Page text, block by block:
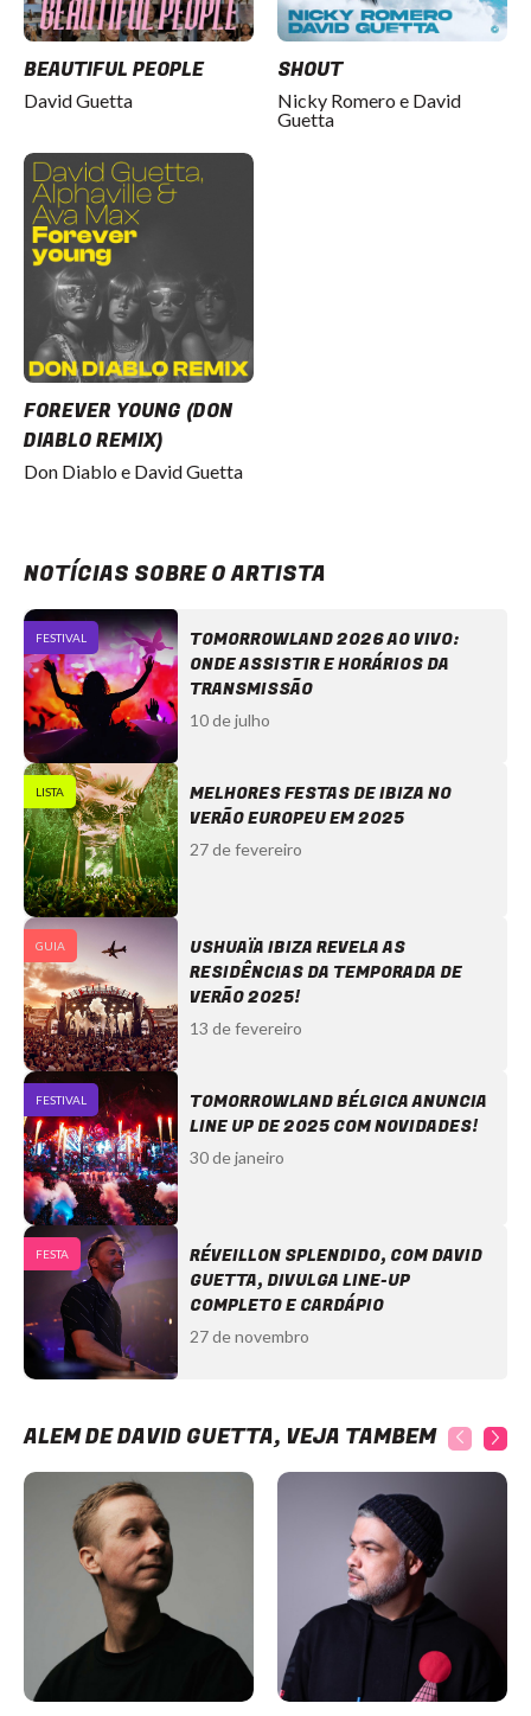
BEAUTIFUL PEOPLE
David Guetta
SHOUT
Nicky Romero e David
Guetta
FOREVER YOUNG (DON
DIABLO REMIX)
Don Diablo e David Guetta
NOTÍCIAS SOBRE O ARTISTA
FESTIVAL
TOMORROWLAND 2026 AO VIVO:
ONDE ASSISTIR E HORÁRIOS DA
TRANSMISSÃO
10 de julho
LISTA
MELHORES FESTAS DE IBIZA NO
VERÃO EUROPEU EM 2025
27 de fevereiro
GUIA
USHUAÏA IBIZA REVELA AS
RESIDÊNCIAS DA TEMPORADA DE
VERÃO 2025!
13 de fevereiro
FESTIVAL
TOMORROWLAND BÉLGICA ANUNCIA
LINE UP DE 2025 COM NOVIDADES!
30 de janeiro
FESTA
RÉVEILLON SPLENDIDO, COM DAVID
GUETTA, DIVULGA LINE-UP
COMPLETO E CARDÁPIO
27 de novembro
ALÉM DE DAVID GUETTA, VEJA TAMBÉM